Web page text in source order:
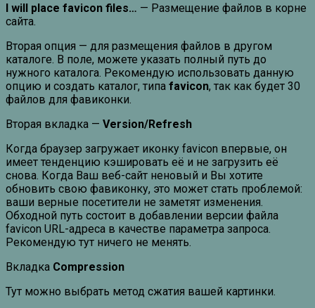
I will place favicon files… — Размещение файлов в корне
сайта.
Вторая опция — для размещения файлов в другом
каталоге. В поле, можете указать полный путь до
нужного каталога. Рекомендую использовать данную
опцию и создать каталог, типа favicon, так как будет 30
файлов для фавиконки.
Вторая вкладка — Version/Refresh
Когда браузер загружает иконку favicon впервые, он
имеет тенденцию кэшировать её и не загрузить её
снова. Когда Ваш веб-сайт неновый и Вы хотите
обновить свою фавиконку, это может стать проблемой:
ваши верные посетители не заметят изменения.
Обходной путь состоит в добавлении версии файла
favicon URL-адреса в качестве параметра запроса.
Рекомендую тут ничего не менять.
Вкладка Compression
Тут можно выбрать метод сжатия вашей картинки.